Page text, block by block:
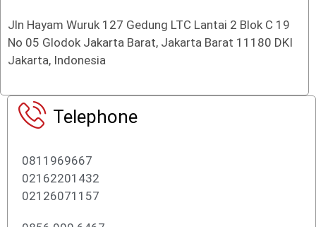
Jln Hayam Wuruk 127 Gedung LTC Lantai 2 Blok C 19
No 05 Glodok Jakarta Barat, Jakarta Barat 11180 DKI
Jakarta, Indonesia
Telephone
0811969667
02162201432
02126071157